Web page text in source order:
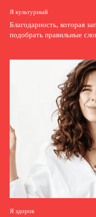
Я культурный
Благодарность, которая
подобрать правильные
Я здоров